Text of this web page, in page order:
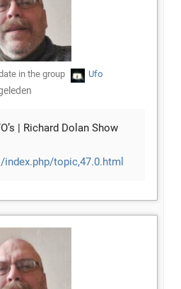
in the group
Ufo
| Richard Dolan Show
topic,47.0.html